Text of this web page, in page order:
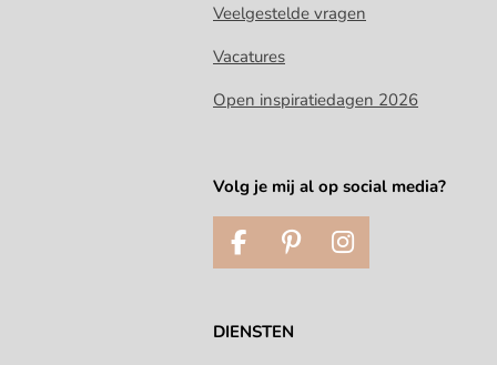
Veelgestelde vragen
Vacatures
Open inspiratiedagen 2026
Volg je mij al op social media?
F
a
e
P
i
t
I
n
DIENSTEN